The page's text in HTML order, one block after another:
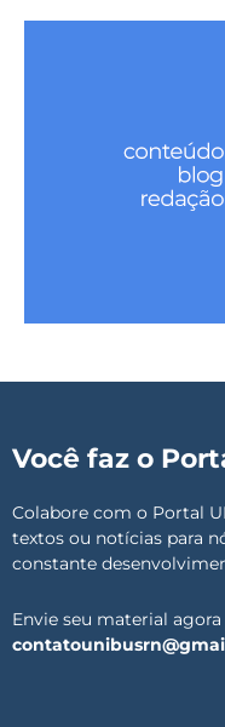
Você faz o
Colabore com o Portal
textos ou notícias para
constante
Envie seu material